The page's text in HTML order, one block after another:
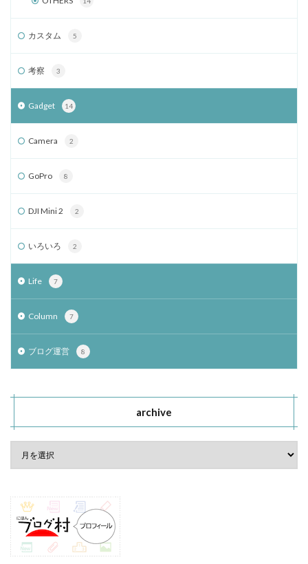
カスタム 5
考察 3
Gadget 14
Camera 2
GoPro 8
DJI Mini 2 2
いろいろ 2
Life 7
Column 7
ブログ運営 8
archive